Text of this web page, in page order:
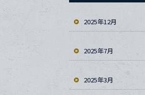
2025年12月
2025年7月
2025年3月